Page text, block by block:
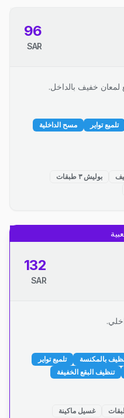
96
SAR
لمعان خفيف بالداخل.
تلميع تواير
مسح الداخلية
بوليش ٣ طبقات
132
SAR
بالمكنسة
تلميع تواير
تنظيف البقع الخفيفة
غسيل ماكينة